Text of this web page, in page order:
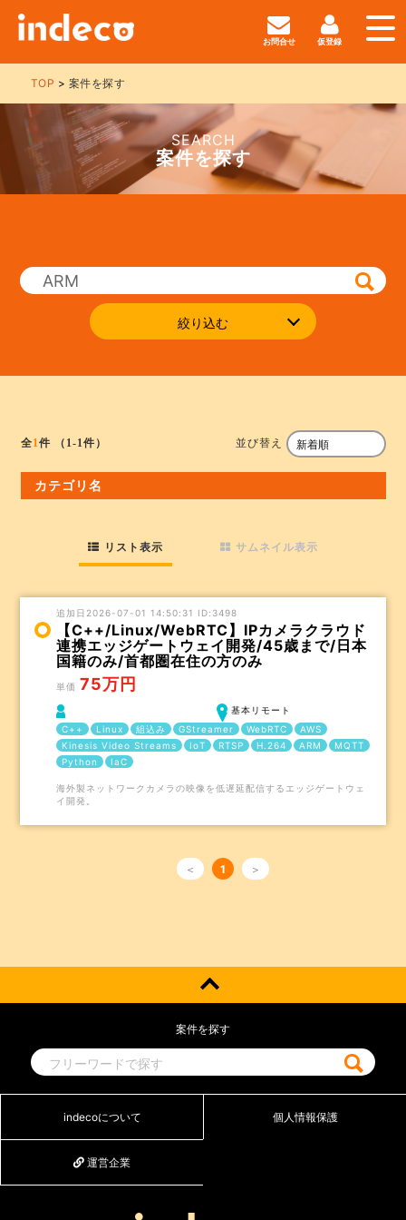
お問合せ 仮登録
TOP 案件を探す
SEARCH
案件を探す
絞り込む
全1件 （1-1件） 並び替え
カテゴリ名
リスト表示 サムネイル表示
追加日2026-07-01 14:50:31 ID:3498
【C++/Linux/WebRTC】IPカメラクラウド
連携エッジゲートウェイ開発/45歳まで/日本
国籍のみ/首都圏在住の方のみ
単価 75万円
基本リモート
C++
Linux 組込み GStreamer WebRTC
AWS
Kinesis Video Streams
IoT RTSP H.264 ARM
MQTT
Python
IaC
海外製ネットワークカメラの映像を低遅延配信するエッジゲートウェ
イ開発。
＜ 1 ＞
案件を探す
indecoについて 個人情報保護
運営企業